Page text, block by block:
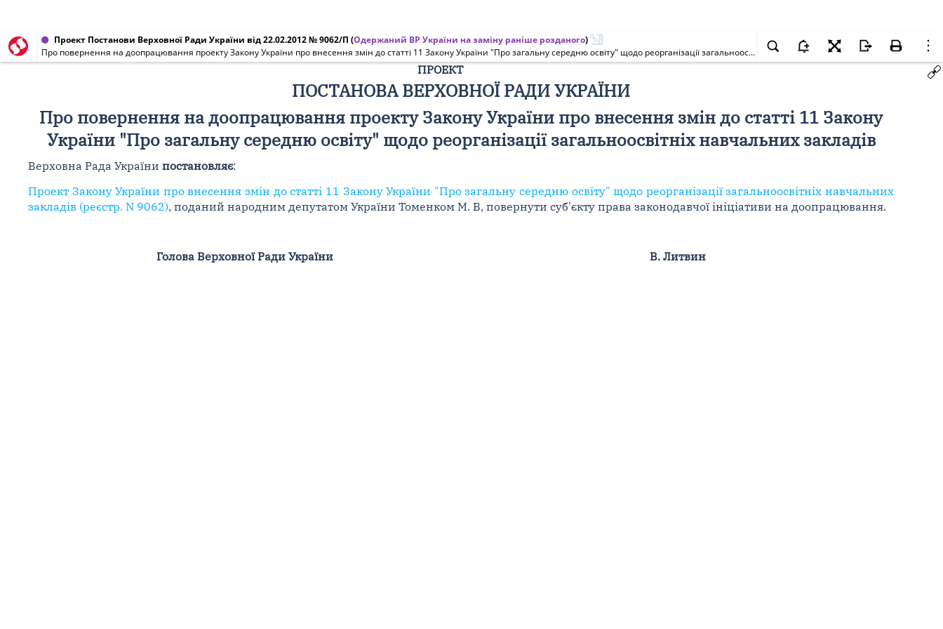
Проект Постанови Верховної Ради України від 22.02.2012 № 9062/П (Одержаний ВР України на заміну раніше розданого)
Про повернення на доопрацювання проекту Закону України про внесення змін до статті 11 Закону України "Про загальну середню освіту" щодо реорганізації загальноосвітніх навчальних закладів